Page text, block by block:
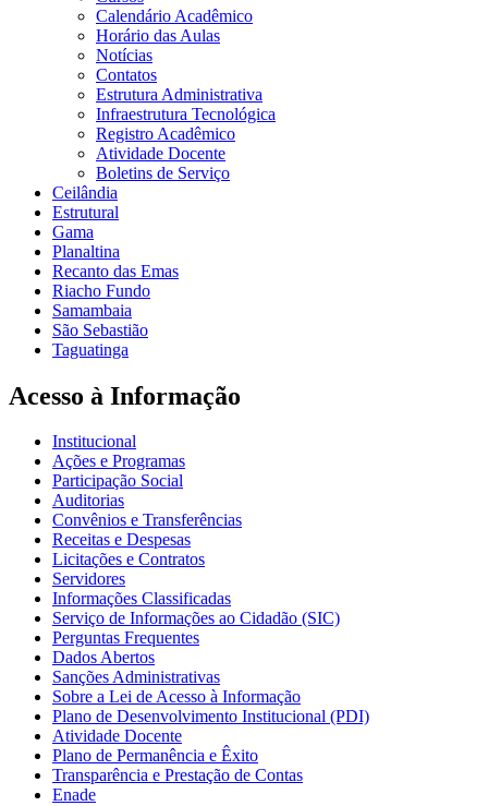
Calendário Acadêmico
Horário das Aulas
Notícias
Contatos
Estrutura Administrativa
Infraestrutura Tecnológica
Registro Acadêmico
Atividade Docente
Boletins de Serviço
Ceilândia
Estrutural
Gama
Planaltina
Recanto das Emas
Riacho Fundo
Samambaia
São Sebastião
Taguatinga
Acesso à Informação
Institucional
Ações e Programas
Participação Social
Auditorias
Convênios e Transferências
Receitas e Despesas
Licitações e Contratos
Servidores
Informações Classificadas
Serviço de Informações ao Cidadão (SIC)
Perguntas Frequentes
Dados Abertos
Sanções Administrativas
Sobre a Lei de Acesso à Informação
Plano de Desenvolvimento Institucional (PDI)
Atividade Docente
Plano de Permanência e Êxito
Transparência e Prestação de Contas
Enade